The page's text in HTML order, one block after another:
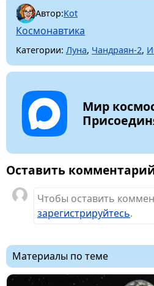
Автор:Kot
Космонавтика
Категории: Луна, Чандраян-2,
Мир
Оставить
Чтобы оставить
зарегистрируйтесь.
Материалы по теме